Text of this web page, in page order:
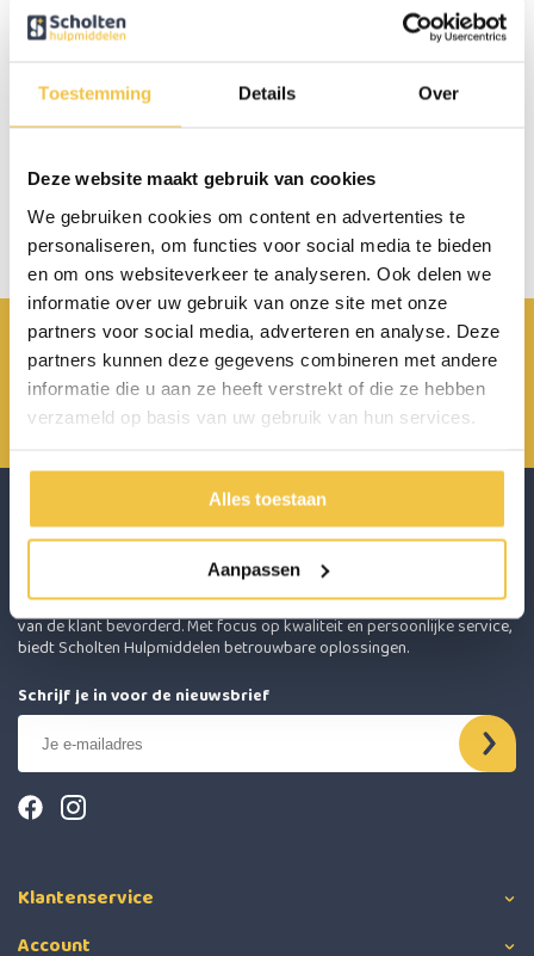
Toestemming Details Over
Deze website maakt gebruik van cookies
We gebruiken cookies om content en advertenties te
personaliseren, om functies voor social media te bieden
en om ons websiteverkeer te analyseren. Ook delen we
informatie over uw gebruik van onze site met onze
partners voor social media, adverteren en analyse. Deze
partners kunnen deze gegevens combineren met andere
informatie die u aan ze heeft verstrekt of die ze hebben
verzameld op basis van uw gebruik van hun services.
Alles toestaan
Aanpassen
19,95
Persoonlijk advies
Start chat
info@scholten-hulpmiddelen.nl
0485 800 814
Achterbroek 15 6596 MP Milsbeek
Scholten Hulpmiddelen onderscheidt zich door het leveren van
hoogwaardige hulpmiddelen die de zelfstandigheid en levenskwaliteit
van de klant bevorderd. Met focus op kwaliteit en persoonlijke service,
biedt Scholten Hulpmiddelen betrouwbare oplossingen.
Schrijf je in voor de nieuwsbrief
Klantenservice
Account